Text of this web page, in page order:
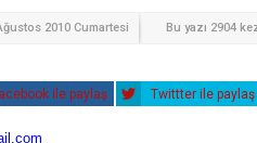
2010 Cumartesi Bu yazı 2904
ile paylaş Twittter ile paylaş